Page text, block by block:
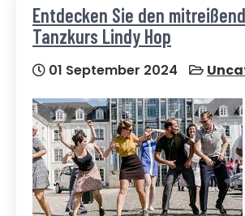
Entdecken Sie den
Tanzkurs Lindy Hop
01 September 2024